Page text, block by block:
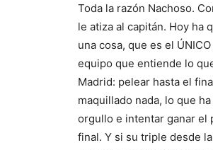
Toda la razón Nachoso.
le atiza al capitán. Hoy ha
una cosa, que es el
equipo que entiende lo
Madrid: pelear hasta el
maquillado nada, lo que
orgullo e intentar ganar el
final. Y si su triple desde